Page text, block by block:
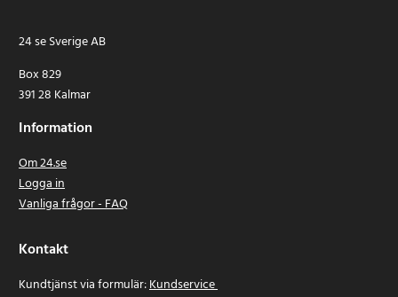
24 se Sverige AB
Box 829
391 28 Kalmar
Information
Om 24.se
Logga in
Vanliga frågor - FAQ
Kontakt
Kundtjänst via formulär:Kundservice